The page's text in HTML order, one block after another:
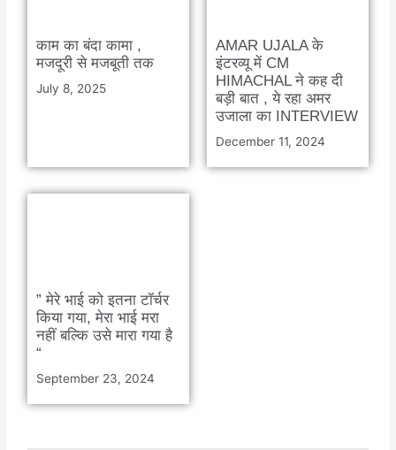
काम का बंदा कामा ,
मजदूरी से मजबूती तक
July 8, 2025
AMAR UJALA के
इंटरव्यू में CM
HIMACHAL ने कह दी
बड़ी बात , ये रहा अमर
उजाला का INTERVIEW
December 11, 2024
” मेरे भाई को इतना टॉर्चर
किया गया, मेरा भाई मरा
नहीं बल्कि उसे मारा गया है
“
September 23, 2024